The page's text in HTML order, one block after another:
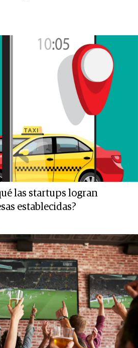
las startups logran
establecidas?